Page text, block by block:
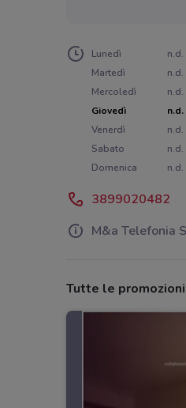
Lunedì
n.d.
Martedì
n.d.
Mercoledì
n.d.
Giovedì
n.d.
Venerdì
n.d.
Sabato
n.d.
Domenica
n.d.
3899020482
M&a Telefonia
Tutte le promozioni